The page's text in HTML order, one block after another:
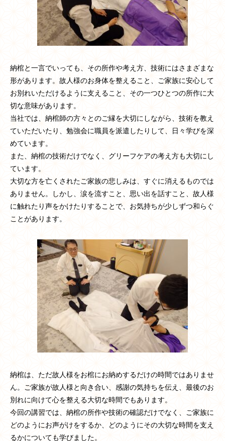
納棺と一言でいっても、その所作や考え方、技術にはさまざまな
形があります。故人様のお身体を整えること、ご家族に安心して
お別れいただけるように支えること、その一つひとつの所作に大
切な意味があります。
当社では、納棺師の方々とのご縁を大切にしながら、技術を教え
ていただいたり、勉強会に職員を派遣したりして、日々学びを深
めています。
また、納棺の技術だけでなく、グリーフケアの考え方も大切にし
ています。
大切な方を亡くされたご家族の悲しみは、すぐに消えるものでは
ありません。しかし、涙を流すこと、思い出を話すこと、故人様
に触れたり声をかけたりすることで、お気持ちが少しずつ和らぐ
ことがあります。
納棺は、ただ故人様をお棺にお納めするだけの時間ではありませ
ん。ご家族が故人様と向き合い、感謝の気持ちを伝え、最後のお
別れに向けて心を整える大切な時間でもあります。
今回の講習では、納棺の所作や技術の確認だけでなく、ご家族に
どのようにお声がけをするか、どのようにその大切な時間を支え
るかについても学びました。